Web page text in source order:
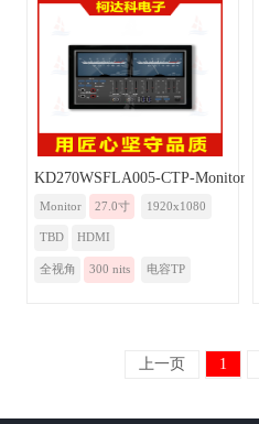
KD270WSFLA005-CTP-Monitor
Monitor 27.0寸 1920x1080
TBD HDMI
全视角 300 nits 电容TP
上一页 1